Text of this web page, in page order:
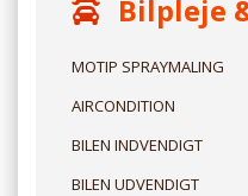
Bilpleje
MOTIP SPRAYMALING
AIRCONDITION
BILEN INDVENDIGT
BILEN UDVENDIGT